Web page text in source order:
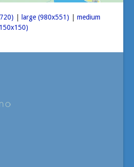
large (980x551) |medium